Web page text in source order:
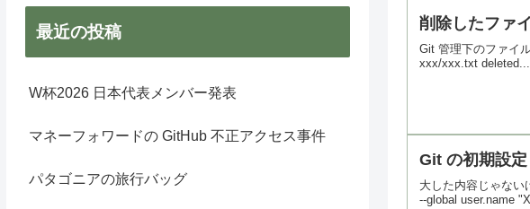
削除したファ
Git 管理下のファイ
xxx/xxx.txt deleted...
Git の初期設定
大した内容じゃな
--global user.name
最近の投稿
W杯2026 日本代表メンバー発表
マネーフォワードの GitHub 不正アクセス事件
パタゴニアの旅行バッグ